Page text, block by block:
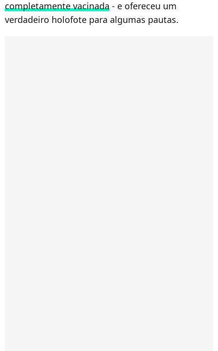
completamente vacinada - e ofereceu um
verdadeiro holofote para algumas pautas.